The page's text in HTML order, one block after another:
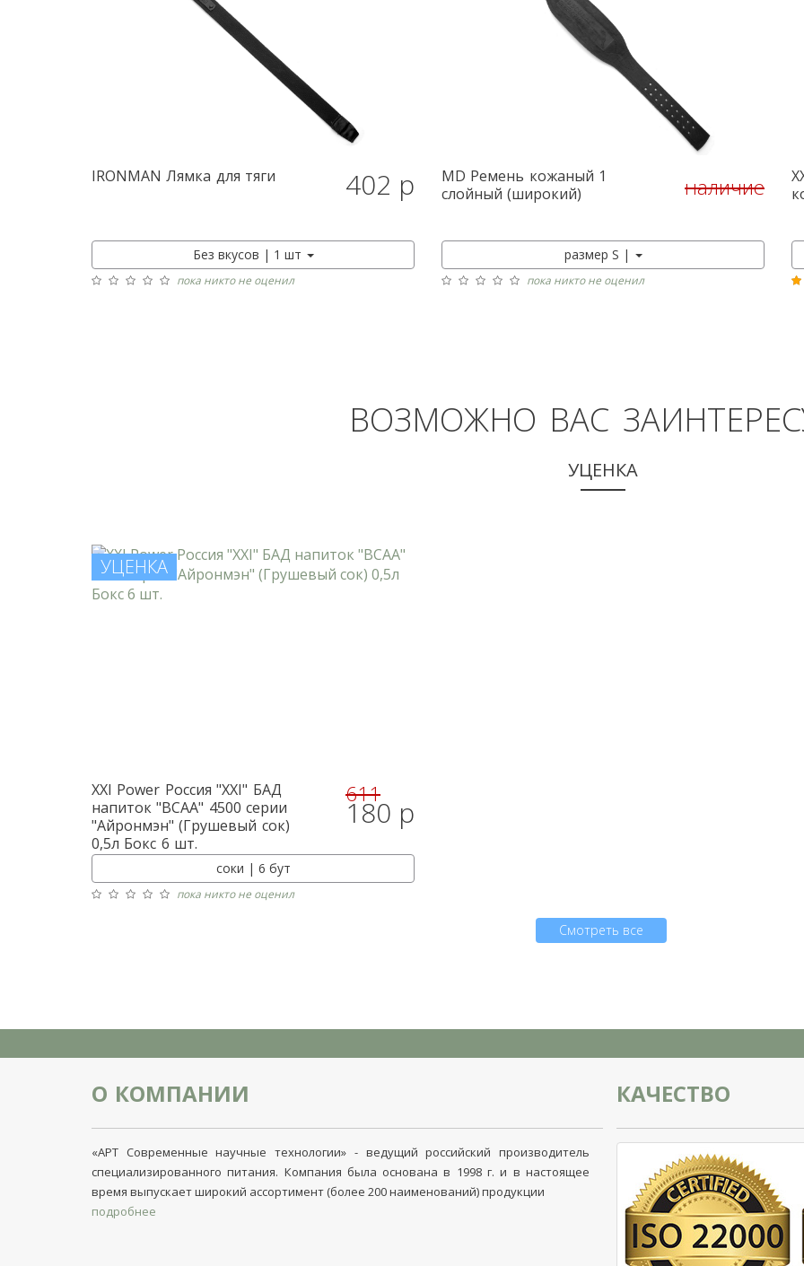
IRONMAN Лямка для тяги 402 р
Без вкусов | 1 шт
пока никто не оценил
MD Ремень кожаный 1
слойный (широкий)
наличие
размер S |
пока никто не оценил
ВОЗМОЖНО ВАС
УЦЕНКА
УЦЕНКА
XXI Power Россия "XXI" БАД
напиток "BCAA" 4500 серии
"Айронмэн" (Грушевый сок)
0,5л Бокс 6 шт.
611
180 р
соки | 6 бут
пока никто не оценил
Смотреть все
О КОМПАНИИ
«АРТ Современные научные технологии» - ведущий российский производитель
специализированного питания. Компания была основана в 1998 г. и в настоящее
время выпускает широкий ассортимент (более 200 наименований) продукции
подробнее
КАЧЕСТВО